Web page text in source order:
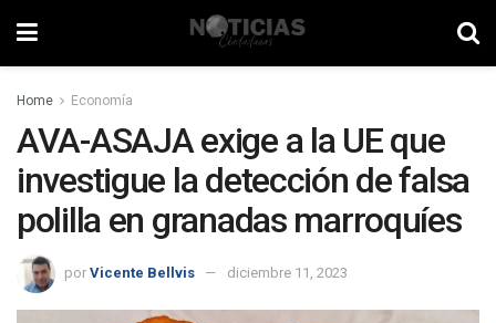
Home Economía
AVA-ASAJA exige a la UE que
investigue la detección de falsa
polilla en granadas marroquíes
por Vicente Bellvis diciembre 11, 2023